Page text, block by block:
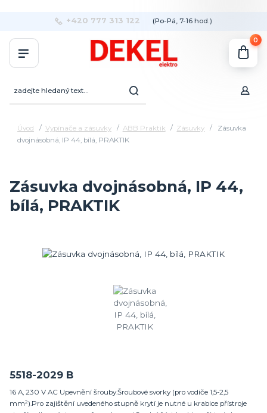
+420 777 313 122 (Po-Pá, 7-16 hod.)
0
Úvod Vypínače a zásuvky ABB Praktik Zásuvky
Zásuvka
dvojnásobná, IP 44, bílá, PRAKTIK
Zásuvka dvojnásobná, IP 44,
bílá, PRAKTIK
5518-2029 B
16 A, 230 V AC Upevnění šrouby.Šroubové svorky (pro vodiče 1,5-2,5
mm²).Pro zajištění uvedeného stupně krytí je nutné u krabice přístroje